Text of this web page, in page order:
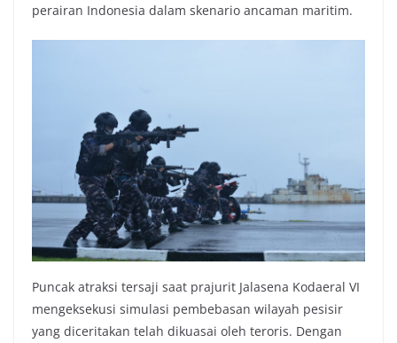
perairan Indonesia dalam skenario ancaman maritim.
Puncak atraksi tersaji saat prajurit Jalasena Kodaeral VI
mengeksekusi simulasi pembebasan wilayah pesisir
yang diceritakan telah dikuasai oleh teroris. Dengan